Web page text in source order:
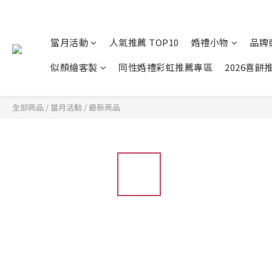
當月活動 人氣推薦 TOP10 婚禮小物
品牌
似顏繪客製
同性婚禮彩虹推薦專區 2026喜餅
全部商品 / 當月活動 /最新商品